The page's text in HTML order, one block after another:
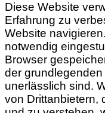
Diese Website
Erfahrung zu
Website
notwendig
Browser
der
unerlässlich sind.
von Drittanbietern,